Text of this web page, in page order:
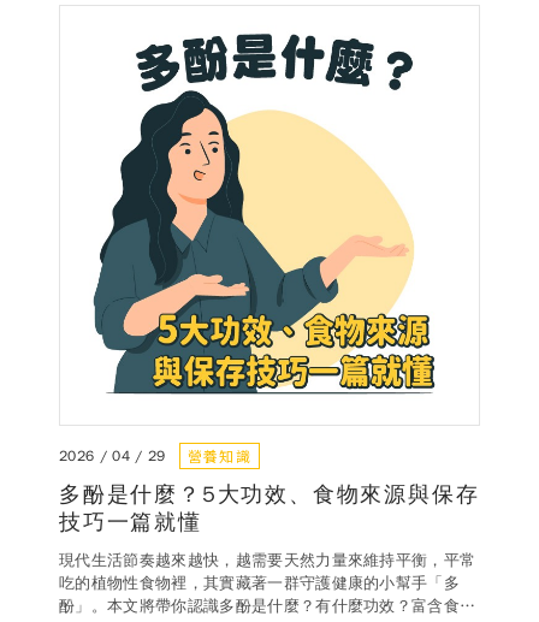
2026 / 04 / 29 營養知識
多酚是什麼？5大功效、食物來源與保存
技巧一篇就懂
現代生活節奏越來越快，越需要天然力量來維持平衡，平常
吃的植物性食物裡，其實藏著一群守護健康的小幫手「多
酚」。本文將帶你認識多酚是什麼？有什麼功效？富含食物